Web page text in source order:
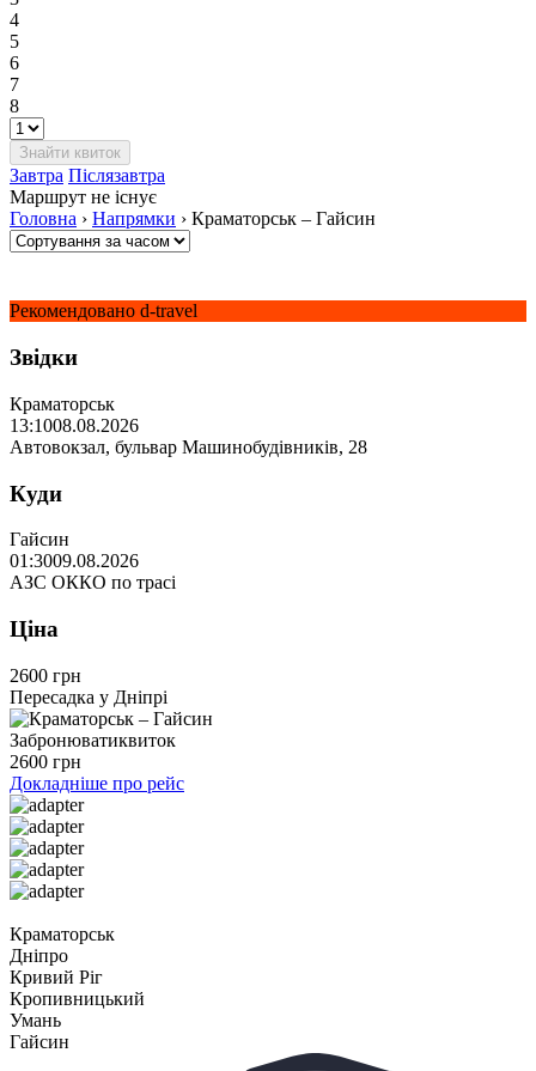
4
5
6
7
8
Завтра Післязавтра
Маршрут не існує
Головна › Напрямки › Краматорськ – Гайсин
Рекомендовано d-travel
Звідки
Краматорськ
13:1008.08.2026
Автовокзал, бульвар Машинобудівників, 28
Куди
Гайсин
01:3009.08.2026
АЗС ОККО по трасі
Ціна
2600 грн
Пересадка у Дніпрі
Забронюватиквиток
2600 грн
Докладніше про рейс
Краматорськ
Дніпро
Кривий Ріг
Кропивницький
Умань
Гайсин